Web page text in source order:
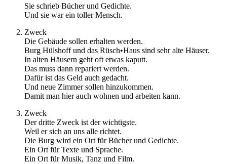
Sie schrieb Bücher und Gedichte.
Und sie war ein toller Mensch.
Zweck
Die Gebäude sollen erhalten werden.
Burg Hülshoff und das Rüsch•Haus sind sehr alte Häuser.
In alten Häusern geht oft etwas kaputt.
Das muss dann repariert werden.
Dafür ist das Geld auch gedacht.
Und neue Zimmer sollen hinzukommen.
Damit man hier auch wohnen und arbeiten kann.
Zweck
Der dritte Zweck ist der wichtigste.
Weil er sich an uns alle richtet.
Die Burg wird ein Ort für Bücher und Gedichte.
Ein Ort für Texte und Sprache.
Ein Ort für Musik, Tanz und Film.